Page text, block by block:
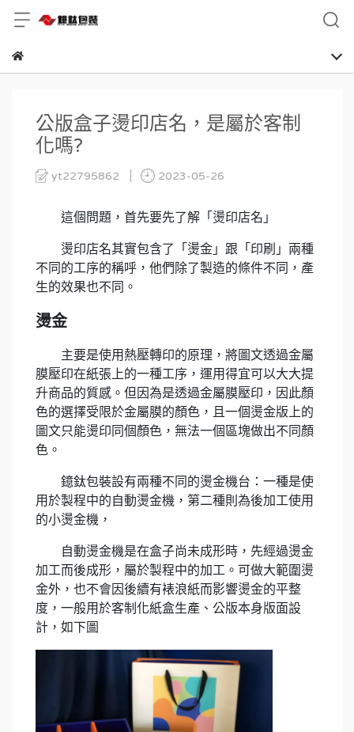
公版盒子燙印店名，是屬於客制
化嗎?
yt22795862 2023-05-26
這個問題，首先要先了解「燙印店名」
燙印店名其實包含了「燙金」跟「印刷」兩種
不同的工序的稱呼，他們除了製造的條件不同，產
生的效果也不同。
燙金
主要是使用熱壓轉印的原理，將圖文透過金屬
膜壓印在紙張上的一種工序，運用得宜可以大大提
升商品的質感。但因為是透過金屬膜壓印，因此顏
色的選擇受限於金屬膜的顏色，且一個燙金版上的
圖文只能燙印同個顏色，無法一個區塊做出不同顏
色。
鐿鈦包裝設有兩種不同的燙金機台：一種是使
用於製程中的自動燙金機，第二種則為後加工使用
的小燙金機，
自動燙金機是在盒子尚未成形時，先經過燙金
加工而後成形，屬於製程中的加工。可做大範圍燙
金外，也不會因後續有裱浪紙而影響燙金的平整
度，一般用於客制化紙盒生產、公版本身版面設
計，如下圖